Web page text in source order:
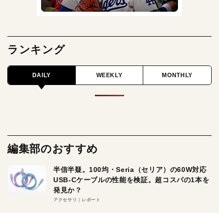
ランキング
DAILY WEEKLY MONTHLY
編集部のおすすめ
半信半疑。100均・Seria（セリア）の60W対応
USB-Cケーブルの性能を検証。超コスパの1本を
発見か？
アクセサリ レポート